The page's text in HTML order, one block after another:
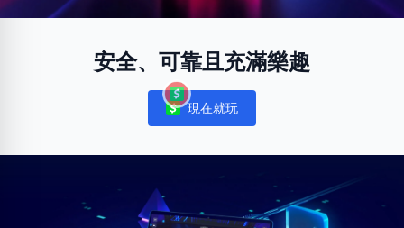
安全、可靠且充滿樂趣
Notifications
現在就玩